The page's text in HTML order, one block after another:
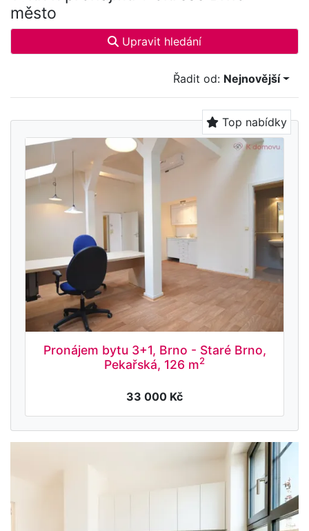
město
Upravit hledání
Řadit od: Nejnovější
Top nabídky
Pronájem bytu 3+1, Brno - Staré Brno,
Pekařská, 126 m2
33 000 Kč